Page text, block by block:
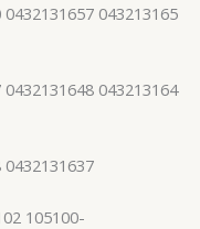
043213165
043213164
0432131637
105100-